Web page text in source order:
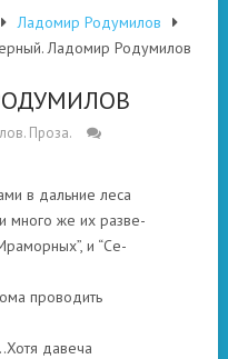
Ладомир Родумилов
Ладомир Родумилов
Проза.
в дальние леса
много же их разве-
и “Се-
проводить
давеча